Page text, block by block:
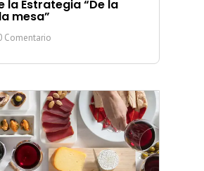
la Estrategia “De la
mesa”
Comentario